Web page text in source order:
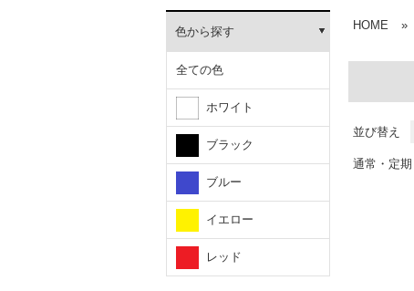
色から探す
全ての色
ホワイト
ブラック
ブルー
イエロー
レッド
HOME »
並び替え
通常・定期